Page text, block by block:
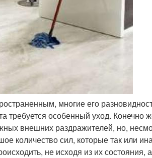
многие его
требуется особенный уход. Конечно
внешних раздражителей, но,
количество сил, которые так или
не исходя из их состояния,